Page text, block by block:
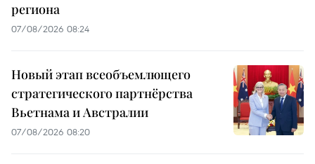
региона
07/08/2026 08:24
Новый этап всеобъемлющего
стратегического партнёрства
Вьетнама и Австралии
07/08/2026 08:20